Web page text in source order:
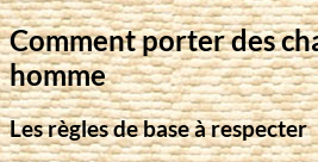
Comment porter des
homme
Les règles de base à respecter